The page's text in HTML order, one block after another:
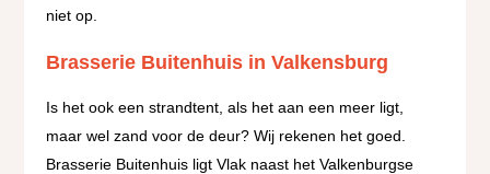
niet op.
Brasserie Buitenhuis in Valkensburg
Is het ook een strandtent, als het aan een meer ligt,
maar wel zand voor de deur? Wij rekenen het goed.
Brasserie Buitenhuis ligt Vlak naast het Valkenburgse